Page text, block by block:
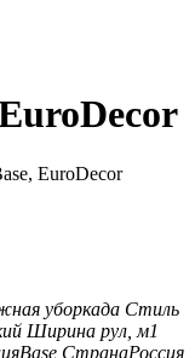
EuroDecor
уборкада Стиль
Ширина рул, м1
Base СтранаРоссия